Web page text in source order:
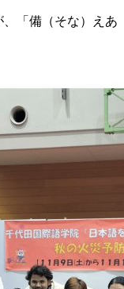
「備（そな）えあ